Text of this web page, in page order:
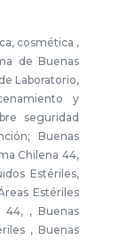
cosmética ,
de Buenas
Laboratorio,
y
seguridad
Buenas
Chilena 44,
Estériles,
Estériles
44, , Buenas
, Buenas